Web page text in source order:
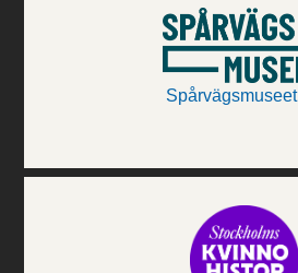
Spårvägsmuseet